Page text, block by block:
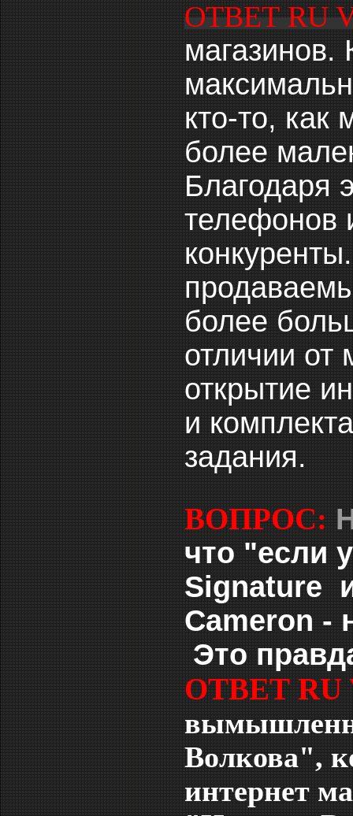
ОТВЕТ RU
магазинов.
кто-то, как
более
Благодаря
телефонов
более
отличии от
открытие
и
задания.
ВОПРОС:
что "если
Signature
Cameron -
Это
ОТВЕТ RU
Волкова",
интернет